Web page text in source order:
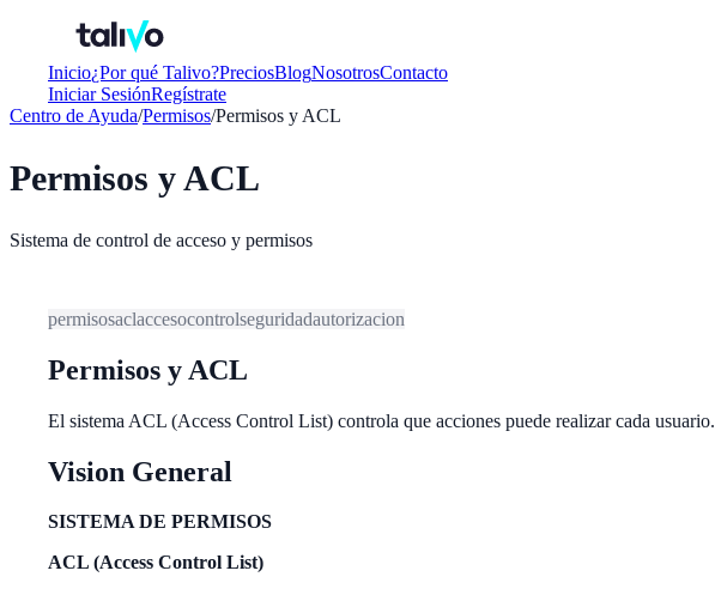
Inicio¿Por qué Talivo?PreciosBlogNosotrosContacto
Iniciar SesiónRegístrate
Centro de Ayuda/Permisos/Permisos y ACL
Permisos y ACL
Sistema de control de acceso y permisos
permisosaclaccesocontrolseguridadautorizacion
Permisos y ACL
El sistema ACL (Access Control List) controla que acciones puede realizar cada usuario.
Vision General
SISTEMA DE PERMISOS
ACL (Access Control List)